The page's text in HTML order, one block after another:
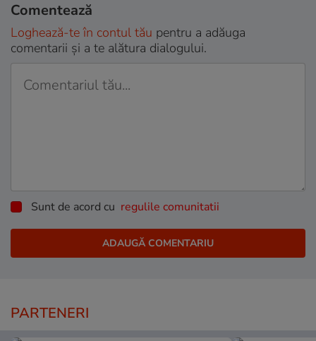
Comentează
Loghează-te în contul tău pentru a adăuga
comentarii și a te alătura dialogului.
Sunt de acord cu regulile comunitatii
PARTENERI